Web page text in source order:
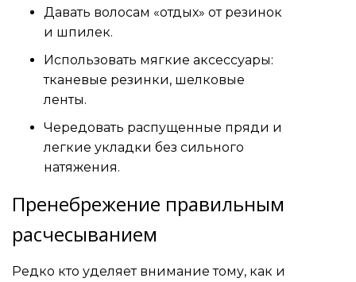
Давать волосам «отдых» от резинок
и шпилек.
Использовать мягкие аксессуары:
тканевые резинки, шелковые
ленты.
Чередовать распущенные пряди и
легкие укладки без сильного
натяжения.
Пренебрежение правильным
расчесыванием
Редко кто уделяет внимание тому, как и